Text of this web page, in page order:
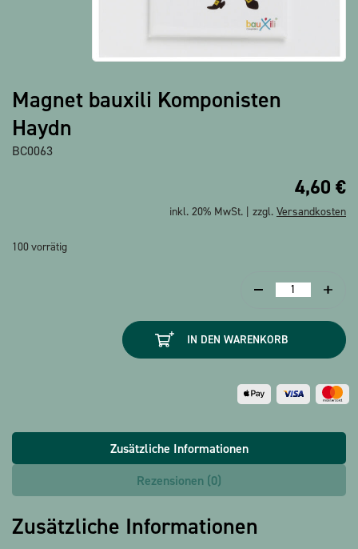
Magnet bauxili Komponisten
Haydn
BC0063
4,60 €
inkl. 20% MwSt. | zzgl. Versandkosten
100 vorrätig
Magnet
Komponisten
Haydn
Menge
IN DEN WARENKORB
Zusätzliche Informationen
Rezensionen (0)
Zusätzliche Informationen